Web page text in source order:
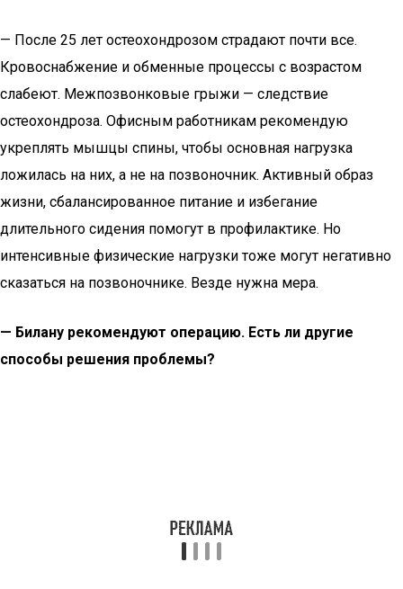
— После 25 лет остеохондрозом страдают почти все.
Кровоснабжение и обменные процессы с возрастом
слабеют. Межпозвонковые грыжи — следствие
остеохондроза. Офисным работникам рекомендую
укреплять мышцы спины, чтобы основная нагрузка
ложилась на них, а не на позвоночник. Активный образ
жизни, сбалансированное питание и избегание
длительного сидения помогут в профилактике. Но
интенсивные физические нагрузки тоже могут негативно
сказаться на позвоночнике. Везде нужна мера.
— Билану рекомендуют операцию. Есть ли другие
способы решения проблемы?